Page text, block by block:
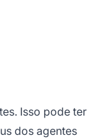
Isso pode ter
dos agentes